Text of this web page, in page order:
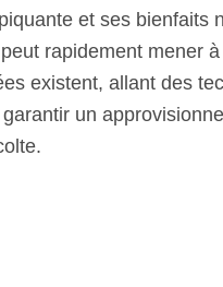
et ses bienfaits
rapidement mener
existent, allant des
un